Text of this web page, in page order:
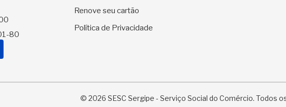
80
Renove seu cartão
Política de Privacidade
© 2026 SESC Sergipe - Serviço Social do Comércio. Todos